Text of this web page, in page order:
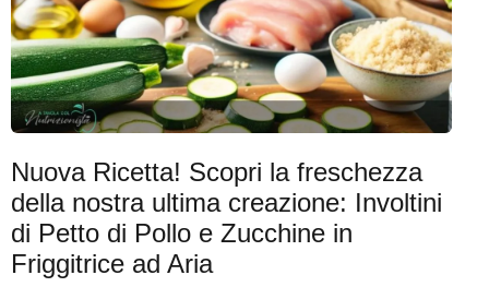
Nuova Ricetta! Scopri la freschezza
della nostra ultima creazione: Involtini
di Petto di Pollo e Zucchine in
Friggitrice ad Aria